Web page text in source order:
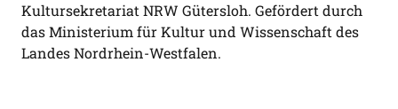
Kultursekretariat NRW Gütersloh. Gefördert durch
das Ministerium für Kultur und Wissenschaft des
Landes Nordrhein-Westfalen.